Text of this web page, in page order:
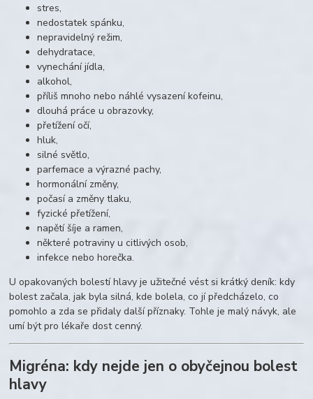
stres,
nedostatek spánku,
nepravidelný režim,
dehydratace,
vynechání jídla,
alkohol,
příliš mnoho nebo náhlé vysazení kofeinu,
dlouhá práce u obrazovky,
přetížení očí,
hluk,
silné světlo,
parfemace a výrazné pachy,
hormonální změny,
počasí a změny tlaku,
fyzické přetížení,
napětí šíje a ramen,
některé potraviny u citlivých osob,
infekce nebo horečka.
U opakovaných bolestí hlavy je užitečné vést si krátký deník: kdy
bolest začala, jak byla silná, kde bolela, co jí předcházelo, co
pomohlo a zda se přidaly další příznaky. Tohle je malý návyk, ale
umí být pro lékaře dost cenný.
Migréna: kdy nejde jen o obyčejnou bolest
hlavy